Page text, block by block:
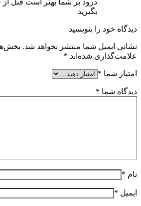
بگیرید
دیدگاه خود را بنویسید
نشانی ایمیل شما منتشر نخواهد شد.
علامت‌گذاری شده‌اند *
امتیاز شما *
دیدگاه شما *
نام *
ایمیل *